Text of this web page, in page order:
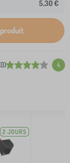
5,30 €
4
2 JOURS